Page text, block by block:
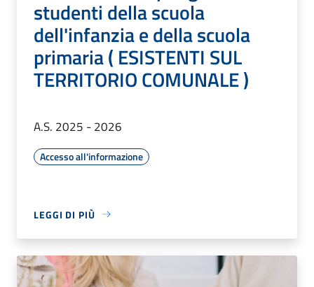
studenti della scuola
dell'infanzia e della scuola
primaria ( ESISTENTI SUL
TERRITORIO COMUNALE )
A.S. 2025 - 2026
Accesso all'informazione
LEGGI DI PIÙ